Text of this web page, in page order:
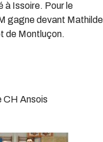
à Issoire. Pour le
gagne devant Mathilde
de Montluçon.
CH Ansois